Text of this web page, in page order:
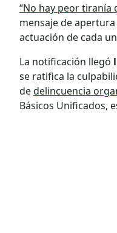
“No hay peor tiranía
mensaje de
actuación de cada
La notificación llegó
se ratifica la
dedelincuencia
Básicos Unificados,